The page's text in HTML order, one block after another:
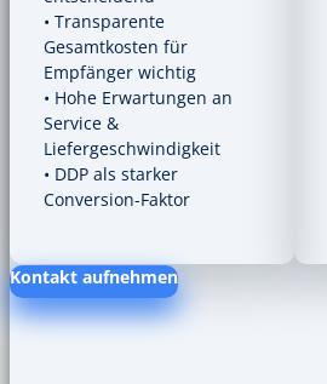
• Transparente
Gesamtkosten für
Empfänger wichtig
• Hohe Erwartungen an
Service &
Liefergeschwindigkeit
• DDP als starker
Conversion-Faktor
Kontakt aufnehmen